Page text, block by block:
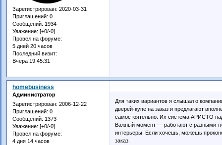
Зарегистрирован: 2020-03-31
Приглашений: 0
Сообщений: 1934
Уважение: [+0/-0]
Провел на форуме:
5 дней 20 часов
Последний визит:
Вчера 19:45:31
homebusiness
Администратор
Зарегистрирован: 2006-12-22
Приглашений: 0
Сообщений: 1373
Уважение: [+0/-0]
Провел на форуме:
4 дня 14 часов
Для таких вариантов я слышал о
дверей-купе на заказ и предлагают
самостоятельно. Их система АРИСТО
Важный момент — работают с разными
интерьеры. Если хочешь, можешь
заказ.